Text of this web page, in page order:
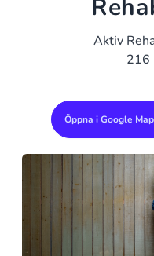
Aktiv
216
Öppna i Google
Alla